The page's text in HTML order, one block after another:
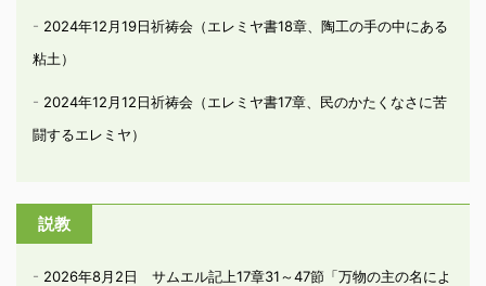
2024年12月19日祈祷会（エレミヤ書18章、陶工の手の中にある
粘土）
2024年12月12日祈祷会（エレミヤ書17章、民のかたくなさに苦
闘するエレミヤ）
説教
2026年8月2日 サムエル記上17章31～47節「万物の主の名によ